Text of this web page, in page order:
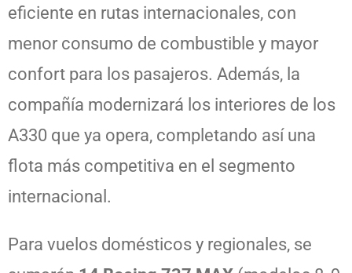
eficiente en rutas internacionales, con
menor consumo de combustible y mayor
confort para los pasajeros. Además, la
compañía modernizará los interiores de los
A330 que ya opera, completando así una
flota más competitiva en el segmento
internacional.
Para vuelos domésticos y regionales, se